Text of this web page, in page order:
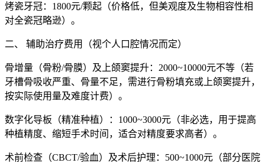
烤瓷牙冠：1800元/颗起（价格低，但美观度及生物相容性相
对全瓷冠略逊）。
二、 辅助治疗费用（视个人口腔情况而定）
骨增量（骨粉/骨膜）及上颌窦提升：2000~10000元不等（若
牙槽骨吸收严重、骨量不足，需进行骨粉填充或上颌窦提升，
按实际使用量及难度计费）。
数字化导板（精准种植）：1000~3000元（非必选，用于提高
种植精度、缩短手术时间，适合对精度要求高者）。
术前检查（CBCT/验血）及术后护理：500~1000元（部分医院